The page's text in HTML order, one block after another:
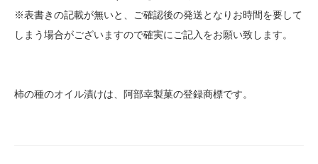
※表書きの記載が無いと、ご確認後の発送となりお時間を要して
しまう場合がございますので確実にご記入をお願い致します。
柿の種のオイル漬けは、阿部幸製菓の登録商標です。